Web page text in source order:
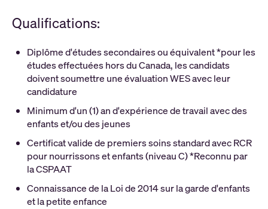
Qualifications:
Diplôme d'études secondaires ou équivalent *pour les
études effectuées hors du Canada, les candidats
doivent soumettre une évaluation WES avec leur
candidature
Minimum d'un (1) an d'expérience de travail avec des
enfants et/ou des jeunes
Certificat valide de premiers soins standard avec RCR
pour nourrissons et enfants (niveau C) *Reconnu par
la CSPAAT
Connaissance de la Loi de 2014 sur la garde d'enfants
et la petite enfance